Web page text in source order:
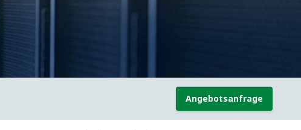
Angebotsanfrage